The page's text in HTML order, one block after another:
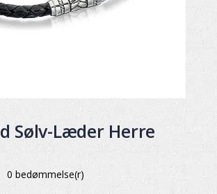
Sølv-Læder Herre
0 bedømmelse(r)